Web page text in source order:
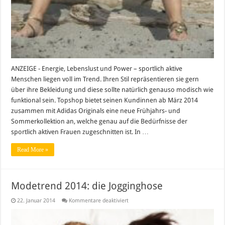
ANZEIGE - Energie, Lebenslust und Power – sportlich aktive
Menschen liegen voll im Trend. Ihren Stil repräsentieren sie gern
über ihre Bekleidung und diese sollte natürlich genauso modisch wie
funktional sein. Topshop bietet seinen Kundinnen ab März 2014
zusammen mit Adidas Originals eine neue Frühjahrs- und
Sommerkollektion an, welche genau auf die Bedürfnisse der
sportlich aktiven Frauen zugeschnitten ist. In …
Read More »
Modetrend 2014: die Jogginghose
22. Januar 2014 Kommentare deaktiviertfür
die